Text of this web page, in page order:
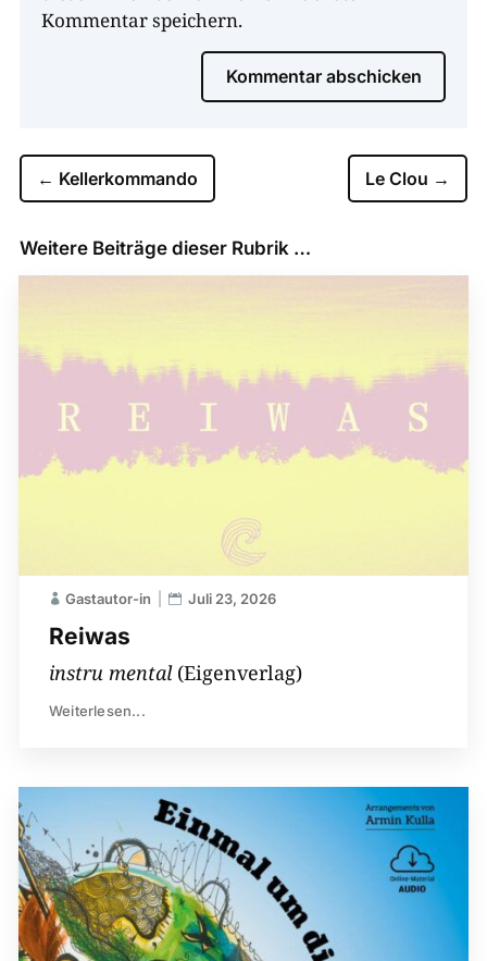
Kommentar speichern.
Kommentar abschicken
← Kellerkommando Le Clou →
Weitere Beiträge dieser Rubrik …
Reiwas
Gastautor-in Juli 23, 2026
instru mental(Eigenverlag)
Weiterlesen...